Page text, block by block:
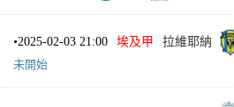
•2025-02-03 21:00 埃及甲 拉維耶納
未開始